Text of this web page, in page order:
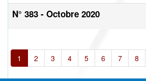
N° 383 - Octobre 2020
1 2 3 4 5 6 7 8